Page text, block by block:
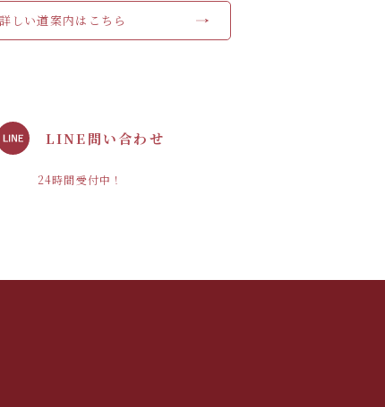
詳しい道案内はこちら
LINE問い合わせ
24時間受付中！